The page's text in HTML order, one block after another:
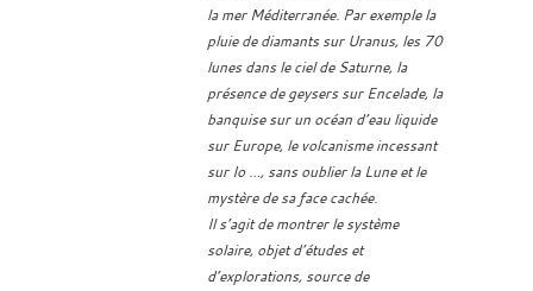
la mer Méditerranée. Par exemple la
pluie de diamants sur Uranus, les 70
lunes dans le ciel de Saturne, la
présence de geysers sur Encelade, la
banquise sur un océan d’eau liquide
sur Europe, le volcanisme incessant
sur Io …, sans oublier la Lune et le
mystère de sa face cachée.
Il s’agit de montrer le système
solaire, objet d’études et
d’explorations, source de